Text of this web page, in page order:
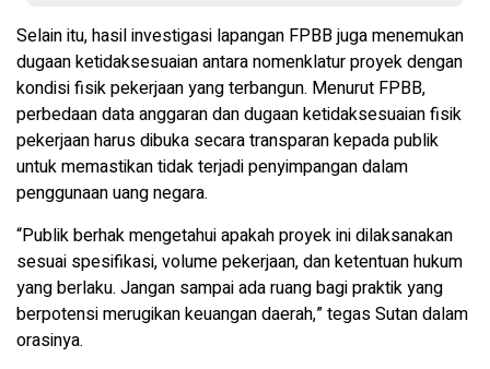
Selain itu, hasil investigasi lapangan FPBB juga menemukan
dugaan ketidaksesuaian antara nomenklatur proyek dengan
kondisi fisik pekerjaan yang terbangun. Menurut FPBB,
perbedaan data anggaran dan dugaan ketidaksesuaian fisik
pekerjaan harus dibuka secara transparan kepada publik
untuk memastikan tidak terjadi penyimpangan dalam
penggunaan uang negara.
“Publik berhak mengetahui apakah proyek ini dilaksanakan
sesuai spesifikasi, volume pekerjaan, dan ketentuan hukum
yang berlaku. Jangan sampai ada ruang bagi praktik yang
berpotensi merugikan keuangan daerah,” tegas Sutan dalam
orasinya.